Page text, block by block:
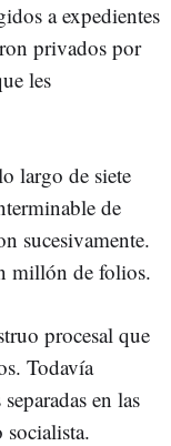
a expedientes
privados por
les
largo de siete
de
sucesivamente.
millón de folios.
procesal que
Todavía
en las
socialista.